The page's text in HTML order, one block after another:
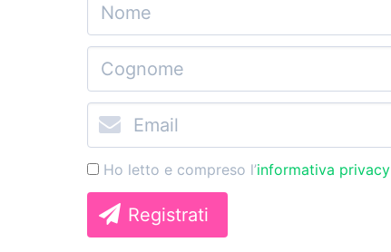
Ho letto e compreso l’informativa privacy
Registrati